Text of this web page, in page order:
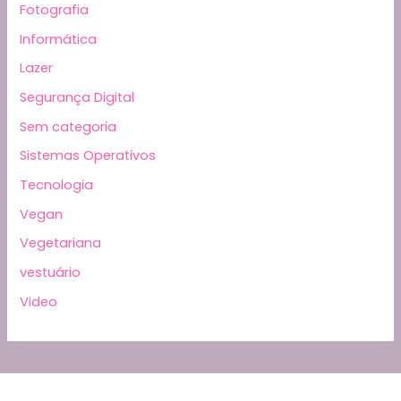
Fotografia
Informática
Lazer
Segurança Digital
Sem categoria
Sistemas Operativos
Tecnologia
Vegan
Vegetariana
vestuário
Video